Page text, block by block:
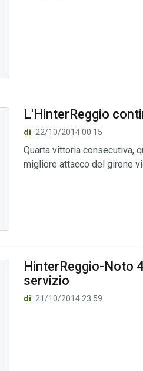
L'HinterReggio
di 22/10/2014 00:15
Quarta vittoria consecutiva,
migliore attacco del girone
HinterReggio-Noto
servizio
di 21/10/2014 23:59